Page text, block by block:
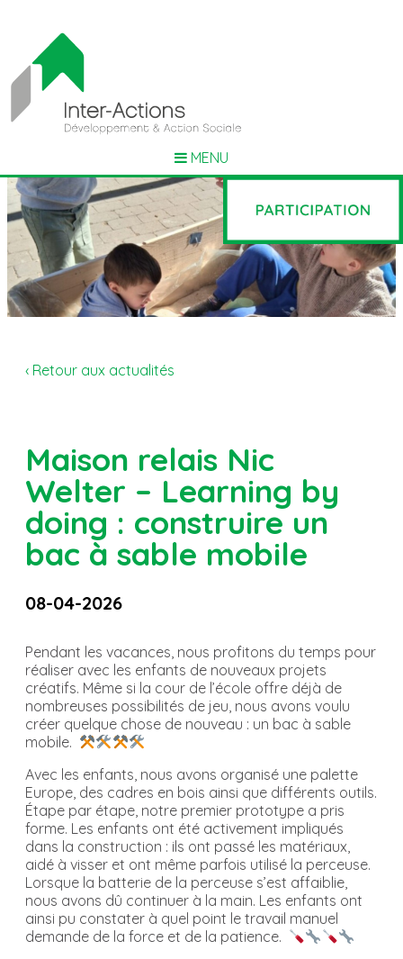
MENU
‹ Retour aux actualités
Maison relais Nic
Welter – Learning by
doing : construire un
bac à sable mobile
08-04-2026
Pendant les vacances, nous profitons du temps pour
réaliser avec les enfants de nouveaux projets
créatifs. Même si la cour de l’école offre déjà de
nombreuses possibilités de jeu, nous avons voulu
créer quelque chose de nouveau : un bac à sable
mobile.
Avec les enfants, nous avons organisé une palette
Europe, des cadres en bois ainsi que différents outils.
Étape par étape, notre premier prototype a pris
forme. Les enfants ont été activement impliqués
dans la construction : ils ont passé les matériaux,
aidé à visser et ont même parfois utilisé la perceuse.
Lorsque la batterie de la perceuse s’est affaiblie,
nous avons dû continuer à la main. Les enfants ont
ainsi pu constater à quel point le travail manuel
demande de la force et de la patience.